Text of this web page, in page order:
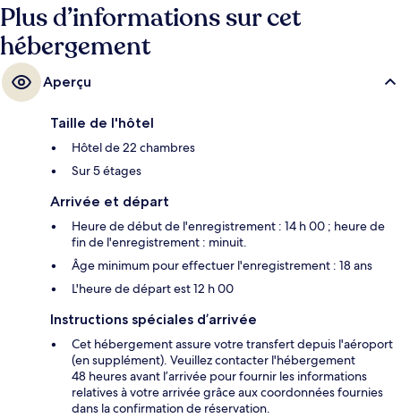
Plus d’informations sur cet
hébergement
Aperçu
Taille de l'hôtel
Hôtel de 22 chambres
Sur 5 étages
Arrivée et départ
Heure de début de l'enregistrement : 14 h 00 ; heure de
fin de l'enregistrement : minuit.
Âge minimum pour effectuer l'enregistrement : 18 ans
L'heure de départ est 12 h 00
Instructions spéciales d’arrivée
Cet hébergement assure votre transfert depuis l'aéroport
(en supplément). Veuillez contacter l'hébergement
48 heures avant l’arrivée pour fournir les informations
relatives à votre arrivée grâce aux coordonnées fournies
dans la confirmation de réservation.